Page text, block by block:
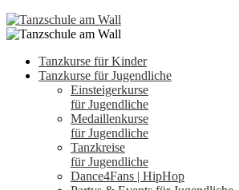
Tanzkurse für Kinder
Tanzkurse für Jugendliche
Einsteigerkurse
für Jugendliche
Medaillenkurse
für Jugendliche
Tanzkreise
für Jugendliche
Dance4Fans | HipHop